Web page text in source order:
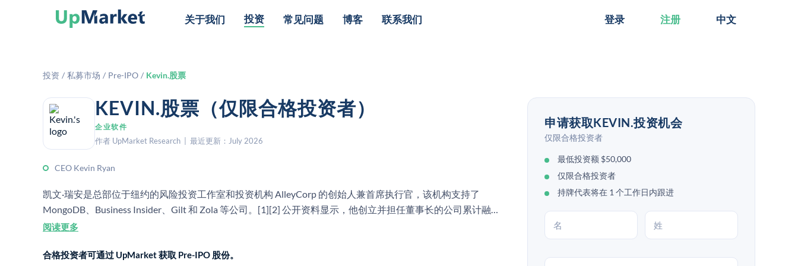
关于我们 投资 常见问题 博客 联系我们 登录 注册 中文
投资 / 私募市场 / Pre-IPO / Kevin.股票
KEVIN.股票（仅限合格投资者）
企业软件
作者 UpMarket Research | 最近更新：July 2026
CEO Kevin Ryan
凯文·瑞安是总部位于纽约的风险投资工作室和投资机构 AlleyCorp 的创始人兼首席执行官，该机构支持了
MongoDB、Business Insider、Gilt 和 Zola 等公司。[1][2] 公开资料显示，他创立并担任董事长的公司累计融
资超过 5 亿美元，合计雇佣近 2,000 名员工，但并未提供该特定目标公司的公司层面指标。[2]
阅读更多
合格投资者可通过 UpMarket 获取 Pre-IPO 股份。
申请获取KEVIN.投资机会
仅限合格投资者
最低投资额 $50,000
仅限合格投资者
持牌代表将在 1 个工作日内跟进